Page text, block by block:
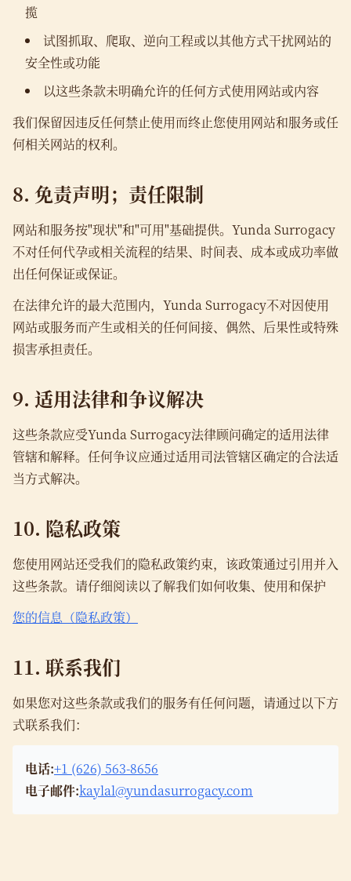
揽
试图抓取、爬取、逆向工程或以其他方式干扰网站的
安全性或功能
以这些条款未明确允许的任何方式使用网站或内容
我们保留因违反任何禁止使用而终止您使用网站和服务或任
何相关网站的权利。
8. 免责声明；责任限制
网站和服务按"现状"和"可用"基础提供。Yunda Surrogacy
不对任何代孕或相关流程的结果、时间表、成本或成功率做
出任何保证或保证。
在法律允许的最大范围内，Yunda Surrogacy不对因使用
网站或服务而产生或相关的任何间接、偶然、后果性或特殊
损害承担责任。
9. 适用法律和争议解决
这些条款应受Yunda Surrogacy法律顾问确定的适用法律
管辖和解释。任何争议应通过适用司法管辖区确定的合法适
当方式解决。
10. 隐私政策
您使用网站还受我们的隐私政策约束，该政策通过引用并入
这些条款。请仔细阅读以了解我们如何收集、使用和保护
您的信息（隐私政策）
11. 联系我们
如果您对这些条款或我们的服务有任何问题，请通过以下方
式联系我们：
电话:+1 (626) 563-8656
电子邮件:kaylal@yundasurrogacy.com